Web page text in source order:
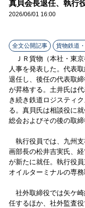
ラ
ン
真貝会長退任、執行
2026/06/01 16:00
全文公開記事 貨物鉄道
ＪＲ貨物（本社・東京
人事を発表した。代表
退任し、後任の代表取
が昇格する。土井氏は
き続き鉄道ロジスティ
る。真貝氏は相談役に
総会およびその後の取締
執行役員では、九州支
画部長の松井吉実氏、
が新たに就任。執行役
オイルターミナルの専務
社外取締役では矢ケ崎
任するほか、社外監査